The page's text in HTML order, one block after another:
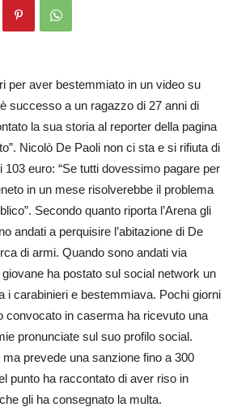
per aver bestemmiato in un video su
successo a un ragazzo di 27 anni di
la sua storia al reporter della pagina
Nicolò De Paoli non ci sta e si rifiuta di
103 euro: “Se tutti dovessimo pagare per
in un mese risolverebbe il problema
Secondo quanto riporta l’Arena gli
andati a perquisire l’abitazione di De
di armi. Quando sono andati via
ha postato sul social network un
i carabinieri e bestemmiava. Pochi giorni
convocato in caserma ha ricevuto una
pronunciate sul suo profilo social.
ma prevede una sanzione fino a 300
punto ha raccontato di aver riso in
gli ha consegnato la multa.